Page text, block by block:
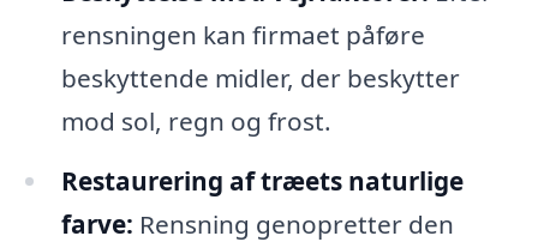
rensningen kan firmaet påføre
beskyttende midler, der beskytter
mod sol, regn og frost.
Restaurering af træets naturlige
farve: Rensning genopretter den